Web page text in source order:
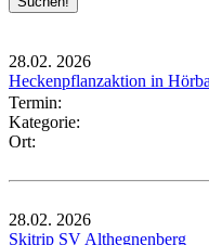
28.02. 2026
Heckenpflanzaktion in
Termin:
Kategorie:
Ort:
28.02. 2026
Skitrip SV Althegnenberg